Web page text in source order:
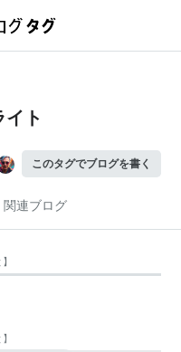
ト
このタグでブログを書く
関連ブログ
】
】